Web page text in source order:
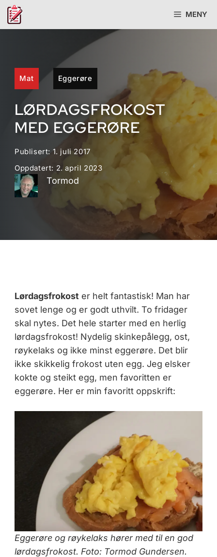
Hopp
MENY
Mat Eggerøre
LØRDAGSFROKOST
MED EGGERØRE
Publisert: 1. juli 2017
Oppdatert: 2. april 2023
Tormod
Lørdagsfrokost er helt fantastisk! Man har
sovet lenge og er godt uthvilt. To fridager
skal nytes. Det hele starter med en herlig
lørdagsfrokost! Nydelig skinkepålegg, ost,
røykelaks og ikke minst eggerøre. Det blir
ikke skikkelig frokost uten egg. Jeg elsker
kokte og steikt egg, men favoritten er
eggerøre. Her er min favoritt oppskrift:
Eggerøre og røykelaks hører med til en god
lørdagsfrokost. Foto: Tormod Gundersen.